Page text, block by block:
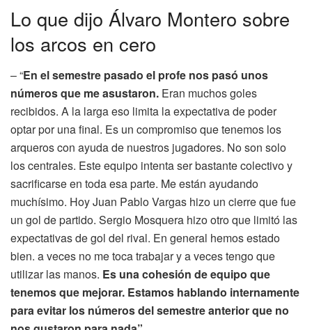
Lo que dijo Álvaro Montero sobre
los arcos en cero
– “En el semestre pasado el profe nos pasó unos
números que me asustaron. Eran muchos goles
recibidos. A la larga eso limita la expectativa de poder
optar por una final. Es un compromiso que tenemos los
arqueros con ayuda de nuestros jugadores. No son solo
los centrales. Este equipo intenta ser bastante colectivo y
sacrificarse en toda esa parte. Me están ayudando
muchísimo. Hoy Juan Pablo Vargas hizo un cierre que fue
un gol de partido. Sergio Mosquera hizo otro que limitó las
expectativas de gol del rival. En general hemos estado
bien. a veces no me toca trabajar y a veces tengo que
utilizar las manos. Es una cohesión de equipo que
tenemos que mejorar. Estamos hablando internamente
para evitar los números del semestre anterior que no